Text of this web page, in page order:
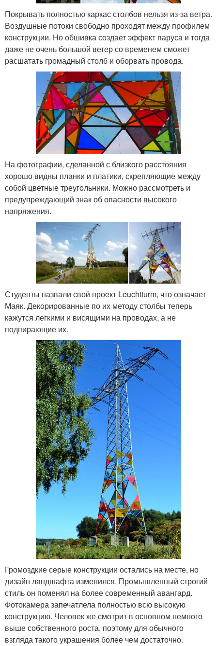
Покрывать полностью каркас столбов нельзя из-за ветра.
Воздушные потоки свободно проходят между профилем
конструкции. Но обшивка создает эффект паруса и тогда
даже не очень большой ветер со временем сможет
расшатать громадный столб и оборвать провода.
На фотографии, сделанной с близкого расстояния
хорошо видны планки и платики, скрепляющие между
собой цветные треугольники. Можно рассмотреть и
предупреждающий знак об опасности высокого
напряжения.
Студенты назвали свой проект Leuchtturm, что означает
Маяк. Декорированные по их методу столбы теперь
кажутся легкими и висящими на проводах, а не
подпирающие их.
Громоздкие серые конструкции остались на месте, но
дизайн ландшафта изменился. Промышленный строгий
стиль он поменял на более современный авангард.
Фотокамера запечатлела полностью всю высокую
конструкцию. Человек же смотрит в основном немного
выше собственного роста, поэтому для обычного
взгляда такого украшения более чем достаточно.